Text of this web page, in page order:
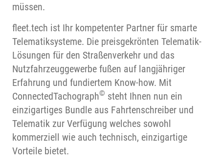
müssen.
fleet.tech ist Ihr kompetenter Partner für smarte
Telematiksysteme. Die preisgekrönten Telematik-
Lösungen für den Straßenverkehr und das
Nutzfahrzeuggewerbe fußen auf langjähriger
Erfahrung und fundiertem Know-how. Mit
ConnectedTachograph© steht Ihnen nun ein
einzigartiges Bundle aus Fahrtenschreiber und
Telematik zur Verfügung welches sowohl
kommerziell wie auch technisch, einzigartige
Vorteile bietet.